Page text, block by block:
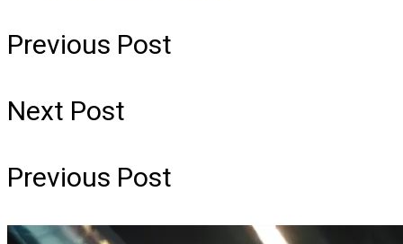
Previous Post
Next Post
Previous Post